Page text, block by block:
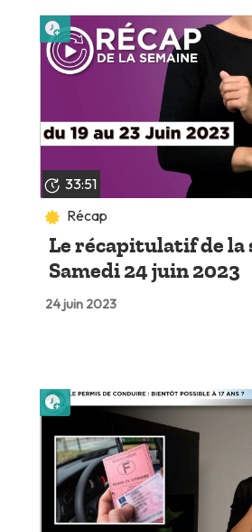
33:51
Récap
Le récapitulatif de la
Samedi 24 juin 2023
24 juin 2023
Lire plus tard
Lire plus tard